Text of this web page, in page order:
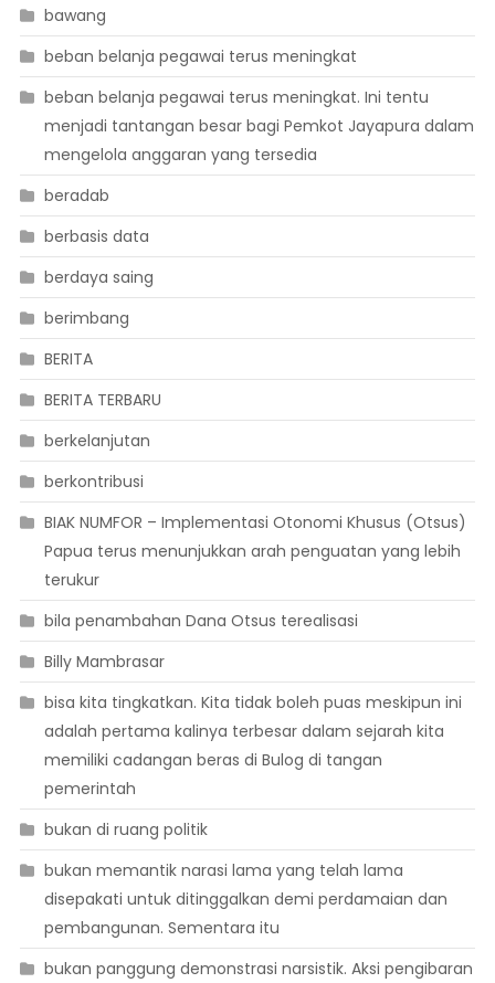
bawang
beban belanja pegawai terus meningkat
beban belanja pegawai terus meningkat. Ini tentu
menjadi tantangan besar bagi Pemkot Jayapura dalam
mengelola anggaran yang tersedia
beradab
berbasis data
berdaya saing
berimbang
BERITA
BERITA TERBARU
berkelanjutan
berkontribusi
BIAK NUMFOR – Implementasi Otonomi Khusus (Otsus)
Papua terus menunjukkan arah penguatan yang lebih
terukur
bila penambahan Dana Otsus terealisasi
Billy Mambrasar
bisa kita tingkatkan. Kita tidak boleh puas meskipun ini
adalah pertama kalinya terbesar dalam sejarah kita
memiliki cadangan beras di Bulog di tangan
pemerintah
bukan di ruang politik
bukan memantik narasi lama yang telah lama
disepakati untuk ditinggalkan demi perdamaian dan
pembangunan. Sementara itu
bukan panggung demonstrasi narsistik. Aksi pengibaran